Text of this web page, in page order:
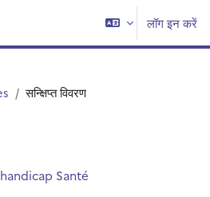
लॉग इन करें
सन्क्षिप्त विवरण
Santé